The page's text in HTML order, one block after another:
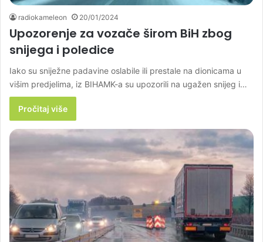
radiokameleon 20/01/2024
Upozorenje za vozače širom BiH zbog
snijega i poledice
Iako su sniježne padavine oslabile ili prestale na dionicama u
višim predjelima, iz BIHAMK-a su upozorili na ugažen snijeg i…
Pročitaj više